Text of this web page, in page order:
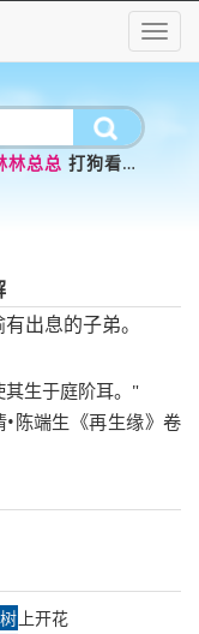
林总总 打狗看主
出息的子弟。
其生于庭阶耳。"
•陈端生《再生缘》卷
树 上开花